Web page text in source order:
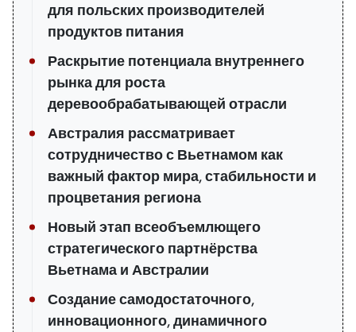
для польских производителей
продуктов питания
Раскрытие потенциала внутреннего
рынка для роста
деревообрабатывающей отрасли
Австралия рассматривает
сотрудничество с Вьетнамом как
важный фактор мира, стабильности и
процветания региона
Новый этап всеобъемлющего
стратегического партнёрства
Вьетнама и Австралии
Создание самодостаточного,
инновационного, динамичного